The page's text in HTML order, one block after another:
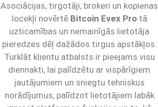
Asociācijas, tirgotāji, brokeri un kopienas
locekļi novērtē Bitcoin Evex Protā
uzticamības un nemainīgās lietotāja
pieredzes dēļ dažādos tirgus apstākļos.
Turklāt klientu atbalsts ir pieejams visu
diennakti, lai palīdzētu ar vispārīgiem
jautājumiem un sniegtu tehniskus
norādījumus, palīdzot lietotājiem labāk